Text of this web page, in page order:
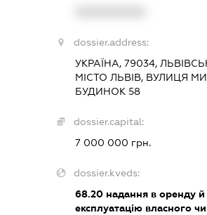
dossier.address:
УКРАЇНА, 79034,
МІСТО ЛЬВІВ, ВУЛИЦЯ
БУДИНОК 58
dossier.capital:
7 000 000 грн.
dossier.kveds:
68.20 надання в оренду й
експлуатацію власного чи